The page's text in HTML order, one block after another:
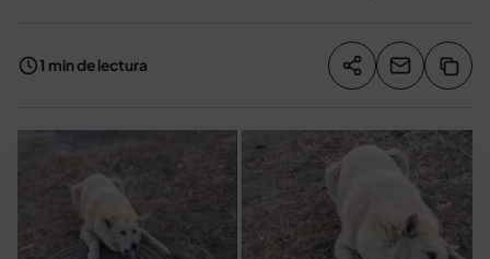
1 min de lectura Compartir